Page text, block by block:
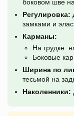
боковом шве
Регулировка:
замками и
Карманы:
На грудке:
Боковые
Ширина по
тесьмой на
Наколенники: